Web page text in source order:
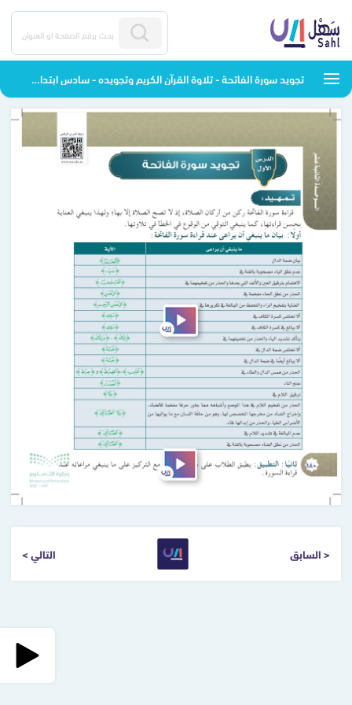
تجويد سورة الفاتحة - تلاوة القرآن الكريم وتجويده - سادس ابتدائي
< السابق التالي >